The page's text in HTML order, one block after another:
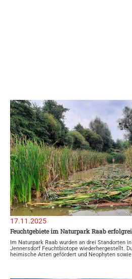
17.11.2025
Feuchtgebiete im Naturpark Raab
Im Naturpark Raab wurden an drei Standorten
Jennersdorf Feuchtbiotope wiederhergestellt.
heimische Arten gefördert und Neophyten